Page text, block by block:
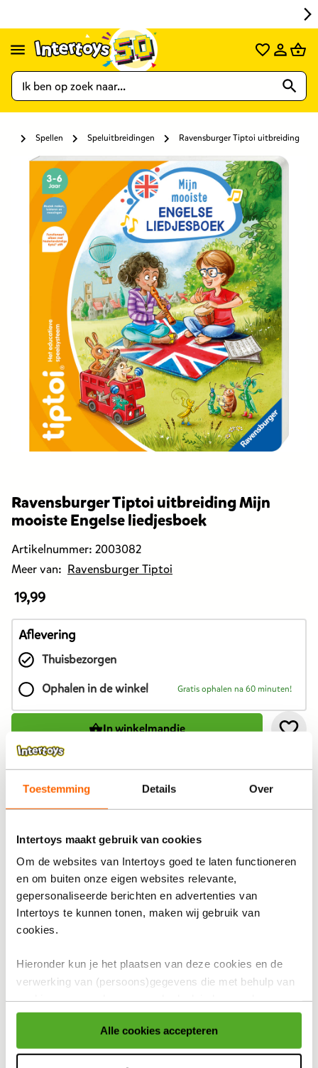
Toestemming Details Over
Intertoys maakt gebruik van cookies
Om de websites van Intertoys goed te laten functioneren
en om buiten onze eigen websites relevante,
gepersonaliseerde berichten en advertenties van
Intertoys te kunnen tonen, maken wij gebruik van
cookies.
Hieronder kun je het plaatsen van deze cookies en de
verwerking van (persoons)gegevens die met behulp van
cookies voor eerder genoemde doeleinden worden
verzameld accepteren of aanpassen.
Voor meer informatie over cookies verwijzen wij naar onze
Alle cookies accepteren
Spellen Speluitbreidingen Ravensburger Tiptoi uitbreiding
Ravensburger Tiptoi uitbreiding Mijn
mooiste Engelse liedjesboek
Artikelnummer: 2003082
Meer van: Ravensburger Tiptoi
De
van
dit
product
19,99
euro.
19,99
Aflevering
Thuisbezorgen
Ophalen in de winkel
Gratis ophalen na 60 minuten!
In winkelmandje
Bekijk winkelvoorraad
Op werkdagen besteld, binnen 1-2 dagen in huis
Gratis ophalen én inpakken in onze winkels
Al voor 4,99 thuisbezorgd. Gratis verzending vanaf 25,-
Gratis retour en 30 dagen bedenktijd
Reviews
Anderen bekeken ook